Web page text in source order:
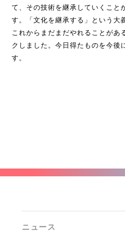
て、その技術を継承していくこと
す。「文化を継承する」という大
これからまだまだやれることがあ
クしました。今日得たものを今後
す。
ニュース